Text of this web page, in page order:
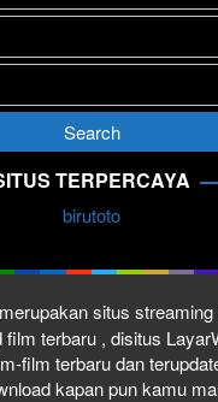
TERPERCAYA
birutoto
merupakan situs
film terbaru , disitus
film terbaru dan
kapan pun kamu